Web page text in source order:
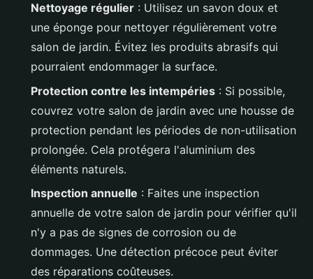
Nettoyage régulier : Utilisez un savon doux et
une éponge pour nettoyer régulièrement votre
salon de jardin. Évitez les produits abrasifs qui
pourraient endommager la surface.
Protection contre les intempéries : Si possible,
couvrez votre salon de jardin avec une housse de
protection pendant les périodes de non-utilisation
prolongée. Cela protégera l'aluminium des
éléments naturels.
Inspection annuelle : Faites une inspection
annuelle de votre salon de jardin pour vérifier qu'il
n'y a pas de signes de corrosion ou de
dommages. Une détection précoce peut éviter
des réparations coûteuses.